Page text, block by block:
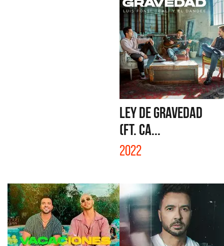
LEY DE GRAVEDAD
(FT. CA...
2022